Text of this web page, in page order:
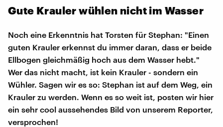
Gute Krauler wühlen nicht im Wasser
Noch eine Erkenntnis hat Torsten für Stephan: "Einen
guten Krauler erkennst du immer daran, dass er beide
Ellbogen gleichmäßig hoch aus dem Wasser hebt."
Wer das nicht macht, ist kein Krauler - sondern ein
Wühler. Sagen wir es so: Stephan ist auf dem Weg, ein
Krauler zu werden. Wenn es so weit ist, posten wir hier
ein sehr cool aussehendes Bild von unserem Reporter,
versprochen!